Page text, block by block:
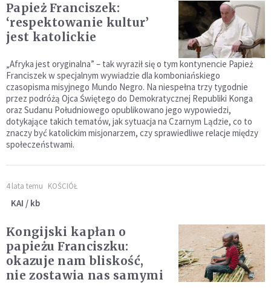
Papież Franciszek:
‘respektowanie kultur’
jest katolickie
„Afryka jest oryginalna” – tak wyraził się o tym kontynencie Papież
Franciszek w specjalnym wywiadzie dla komboniańskiego
czasopisma misyjnego Mundo Negro. Na niespełna trzy tygodnie
przez podróżą Ojca Świętego do Demokratycznej Republiki Konga
oraz Sudanu Południowego opublikowano jego wypowiedzi,
dotykające takich tematów, jak sytuacja na Czarnym Lądzie, co to
znaczy być katolickim misjonarzem, czy sprawiedliwe relacje między
społeczeństwami.
4 lata temu KOŚCIÓŁ
KAI / kb
Kongijski kapłan o
papieżu Franciszku:
okazuje nam bliskość,
nie zostawia nas samymi